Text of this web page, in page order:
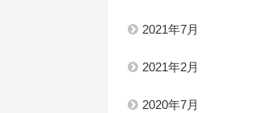
2021年7月
2021年2月
2020年7月